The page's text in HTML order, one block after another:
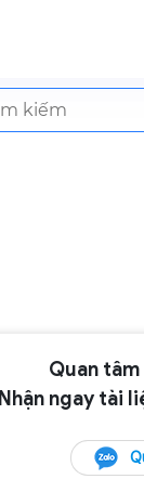
Quan tâm
Nhận ngay tài